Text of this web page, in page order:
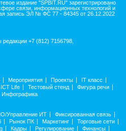
издание "SPBIT.RU" зарегистрировано
связи, информационных технологий и
запись ЭЛ № ФС 77 - 84345 от 26.12.2022
+7 (812) 7156798,
Мероприятия Проекты
IT класс
ICT Life Тестовый стенд
Фигура речи
Инфографика
Управление ИТ
Фиксированная связь
Рынок ПК Маркетинг
Торговые сети
Кадры Регулирование Финансы